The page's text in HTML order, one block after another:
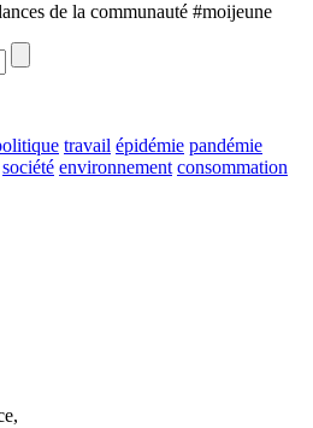
de la communauté #moijeune
travail épidémie pandémie
société environnement consommation